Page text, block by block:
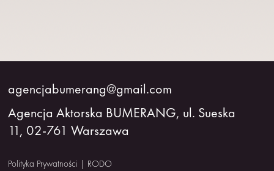
WSPÓŁPRACA
O
NAS
agencjabumerang@gmail.com
Agencja Aktorska BUMERANG, ul. Sueska
11, 02-761 Warszawa
Polityka Prywatności | RODO